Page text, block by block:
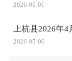
2026-06-01
上杭县2026年
2026-05-06